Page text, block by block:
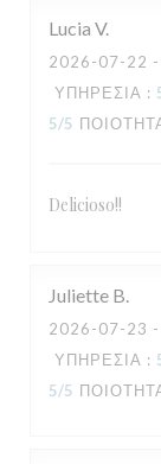
Lucia V
2026-07-22
ΥΠΗΡΕΣΊΑ :
5/5
Delicioso!!
Juliette B
2026-07-23
ΥΠΗΡΕΣΊΑ :
5/5